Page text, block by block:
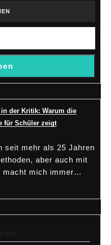
der Kritik: Warum die
für Schüler zeigt
seit mehr als 25 Jahren
aber auch mit
macht mich immer…